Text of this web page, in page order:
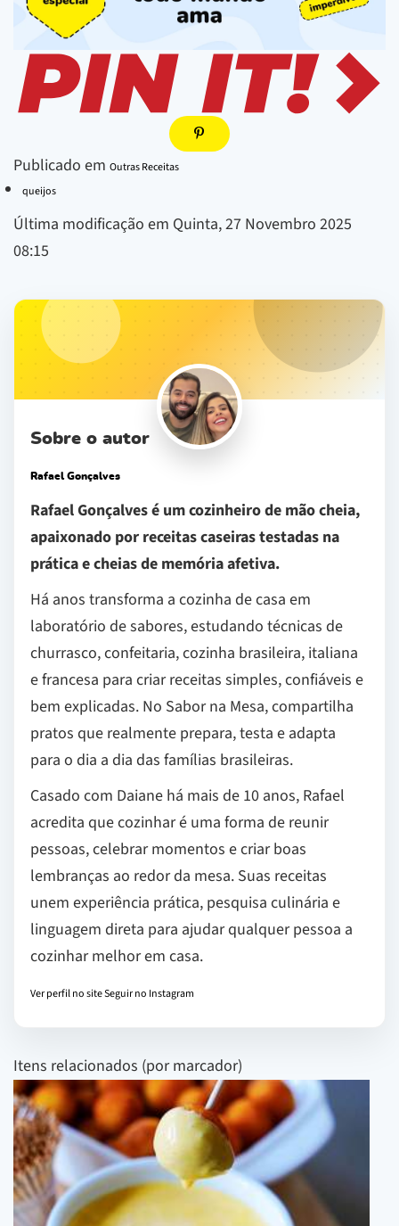
Publicado em Outras Receitas
queijos
Última modificação em Quinta, 27 Novembro 2025
08:15
Sobre o autor
Rafael Gonçalves
Rafael Gonçalves é um cozinheiro de mão cheia,
apaixonado por receitas caseiras testadas na
prática e cheias de memória afetiva.
Há anos transforma a cozinha de casa em
laboratório de sabores, estudando técnicas de
churrasco, confeitaria, cozinha brasileira, italiana
e francesa para criar receitas simples, confiáveis e
bem explicadas. No Sabor na Mesa, compartilha
pratos que realmente prepara, testa e adapta
para o dia a dia das famílias brasileiras.
Casado com Daiane há mais de 10 anos, Rafael
acredita que cozinhar é uma forma de reunir
pessoas, celebrar momentos e criar boas
lembranças ao redor da mesa. Suas receitas
unem experiência prática, pesquisa culinária e
linguagem direta para ajudar qualquer pessoa a
cozinhar melhor em casa.
Ver perfil no siteSeguir no Instagram
Itens relacionados (por marcador)